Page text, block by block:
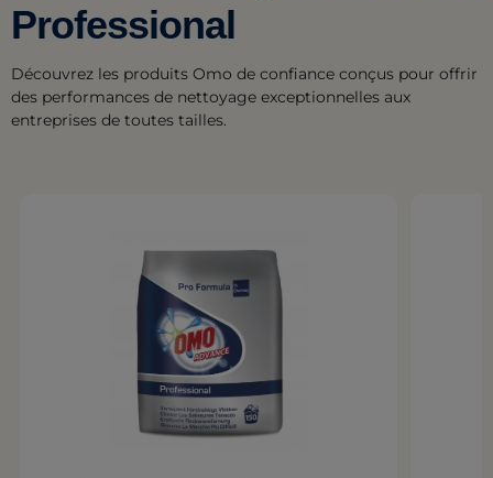
Professional
Découvrez les produits Omo de confiance conçus pour offrir
des performances de nettoyage exceptionnelles aux
entreprises de toutes tailles.